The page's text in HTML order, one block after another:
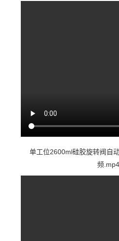
单工位2600ml硅胶旋转阀自
频.mp4